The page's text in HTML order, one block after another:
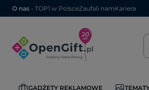
O nas - TOP1 w PolsceZaufali namKariera
GADŻETY REKLAMOWE